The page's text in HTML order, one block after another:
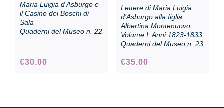
Accessibilità
Maria Luigia d’Asburgo e
il Casino dei Boschi di
Sala
Quaderni del Museo n. 22
€30.00
Lettere di Maria Luigia
d’Asburgo alla figlia
Albertina Montenuovo .
Volume I. Anni 1823-1833
Quaderni del Museo n. 23
€35.00